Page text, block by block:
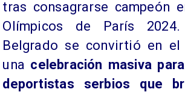
tras consagrarse campeón
Olímpicos de París
Belgrado se convirtió en el
una celebración masiva
deportistas serbios que